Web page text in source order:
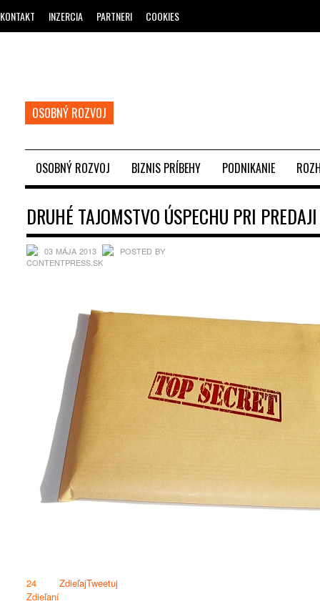
KONTAKT INZERCIA PARTNERI COOKIES
OSOBNÝ ROZVOJ
OSOBNÝ ROZVOJ BIZNIS PRÍBEHY PODNIKANIE
DRUHÉ TAJOMSTVO ÚSPECHU PRI PREDAJI
03 MÁJA 2013
POSTED BY
CONTENTPRESS.SK
24
Zdieľaní
ZdieľajTweetuj